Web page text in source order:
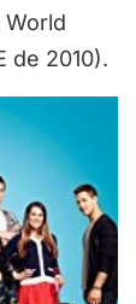
de 2010).